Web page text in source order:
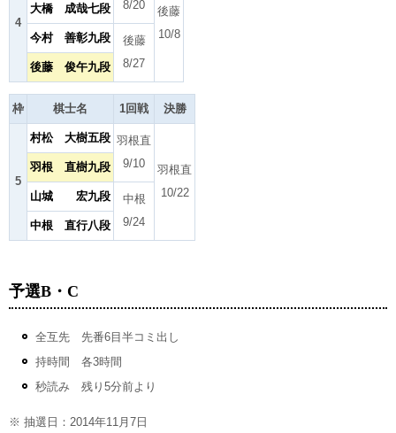
4
8/20
後藤
10/8
大橋 成哉七段
今村 善彰九段
後藤
8/27
後藤 俊午九段
枠 棋士名 1回戦 決勝
5
村松 大樹五段 羽根直
9/10
羽根直
10/22
羽根 直樹九段
山城 宏九段
中根
9/24
中根 直行八段
予選B・C
全互先 先番6目半コミ出し
持時間 各3時間
秒読み 残り5分前より
※ 抽選日：2014年11月7日